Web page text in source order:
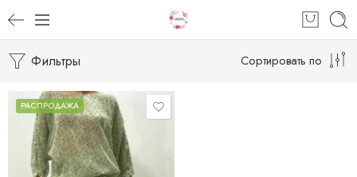
Фильтры Сортировать по
РАСПРОДАЖА